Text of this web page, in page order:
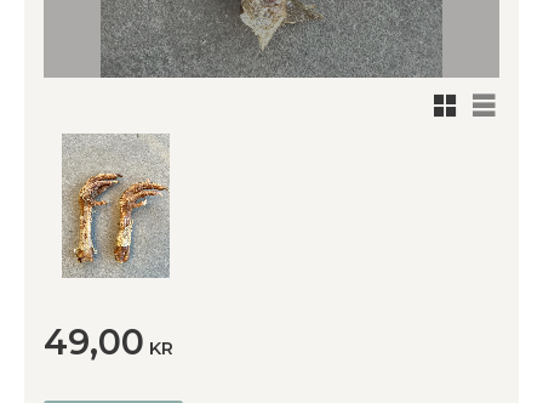
Rutnätsvy
Listvy
49,00 KR